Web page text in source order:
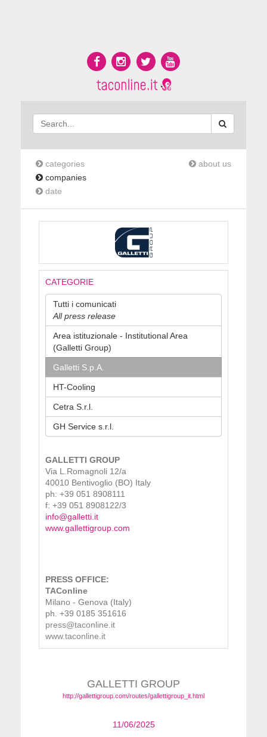
categories
companies
date
about us
CATEGORIE
Tutti i comunicati
All press release
Area istituzionale - Institutional Area
(Galletti Group)
Galletti S.p.A.
HT-Cooling
Cetra S.r.l.
GH Service s.r.l.
GALLETTI GROUP
Via L.Romagnoli 12/a
40010 Bentivoglio (BO) Italy
ph: +39 051 8908111
f: +39 051 8908122/3
info@galletti.it
www.gallettigroup.com
PRESS OFFICE:
TAConline
Milano - Genova (Italy)
ph. +39 0185 351616
press@taconline.it
www.taconline.it
GALLETTI GROUP
http://gallettigroup.com/routes/gallettigroup_it.html
11/06/2025